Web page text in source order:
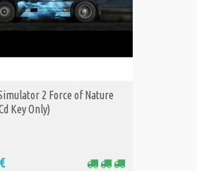
2 Force of Nature
Key Only)